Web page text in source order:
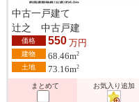
中古一戸建て
辻之 中古戸建
価格 550 万円
建物 68.46m2
土地 73.16m2
まとめて お気入り追加